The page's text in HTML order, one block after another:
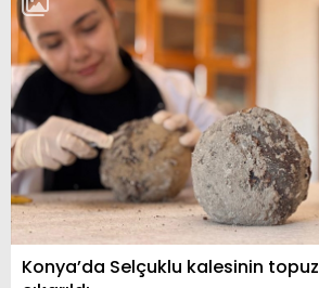
Konya’da Selçuklu kalesinin